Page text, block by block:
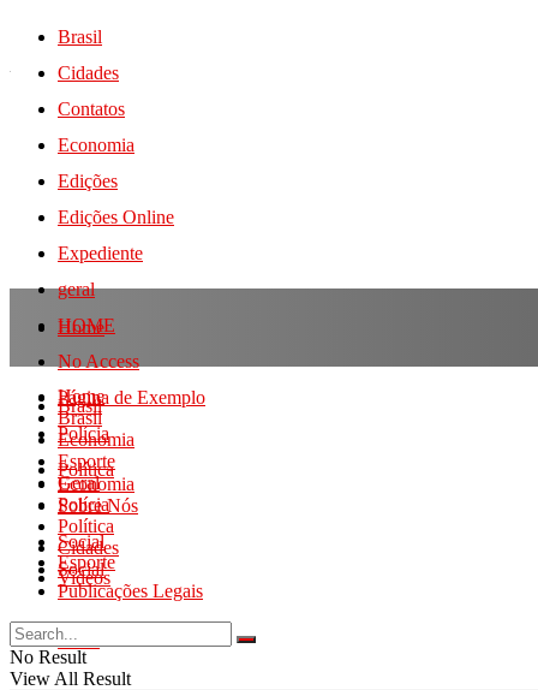
Brasil
Cidades
Contatos
Economia
Edições
Edições Online
Expediente
geral
HOME
No Access
Página de Exemplo
Polícia
Política
Sobre Nós
Social
Videos
Home
Brasil
Economia
Esporte
Geral
Home
Brasil
Economia
Esporte
Geral
Polícia
Política
Cidades
Social
Publicações Legais
No Result
View All Result